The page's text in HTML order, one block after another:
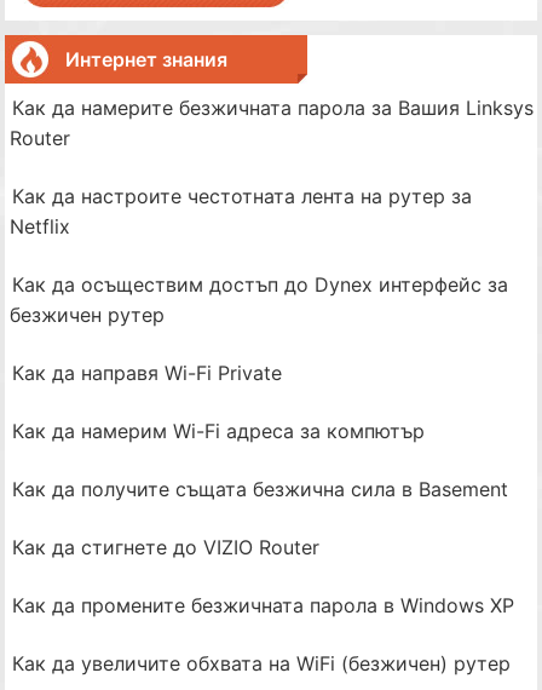
Интернет знания
Как да намерите безжичната парола за Вашия Linksys
Router
Как да настроите честотната лента на рутер за
Netflix
Как да осъществим достъп до Dynex интерфейс за
безжичен рутер
Как да направя Wi-Fi Private
Как да намерим Wi-Fi адреса за компютър
Как да получите същата безжична сила в Basement
Как да стигнете до VIZIO Router
Как да промените безжичната парола в Windows XP
Как да увеличите обхвата на WiFi (безжичен) рутер